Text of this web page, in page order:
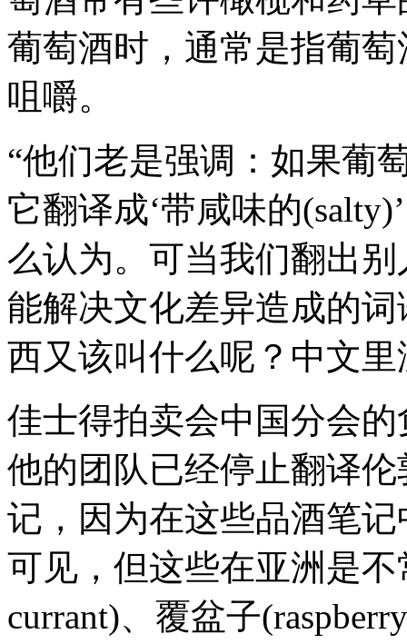
葡萄酒时，通常是指葡
咀嚼。
“他们老是强调：如果葡
它翻译成‘带咸味的
么认为。可当我们翻出
能解决文化差异造成的
西又该叫什么呢？中文
佳士得拍卖会中国分会的
他的团队已经停止翻译
记，因为在这些品酒笔
可见，但这些在亚洲是
currant)、覆盆子